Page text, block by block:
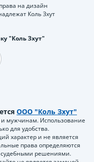
на дизайн
Коль Зхут
"Коль Зхут"
ООО "Коль Зхут"
мужчинам. Использование
для удобства.
характер и не является
права определяются
решениями.